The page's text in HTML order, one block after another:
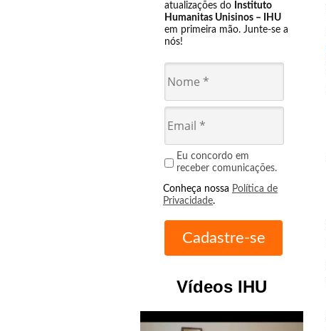
atualizações do Instituto
Humanitas Unisinos – IHU
em primeira mão. Junte-se a
nós!
Eu concordo em
receber comunicações.
Conheça nossa Política de
Privacidade.
Vídeos IHU